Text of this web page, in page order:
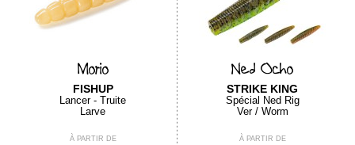
Morio
FISHUP
Lancer - Truite
Larve
À PARTIR DE
Ned Ocho
STRIKE KING
Spécial Ned Rig
Ver / Worm
À PARTIR DE